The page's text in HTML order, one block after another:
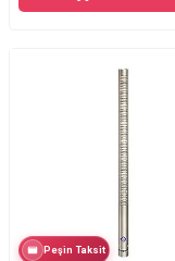
Peşin Taksit